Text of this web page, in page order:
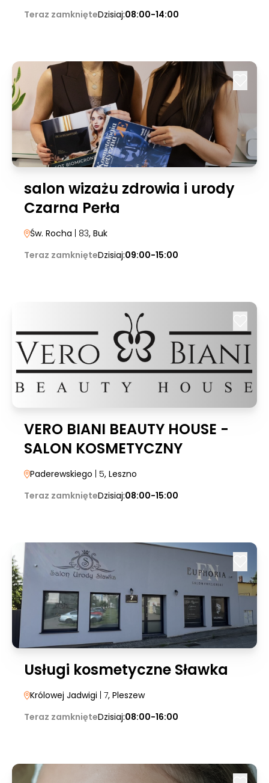
Teraz zamknięteDzisiaj:08:00-14:00
salon wizażu zdrowia i urody
Czarna Perła
Św. Rocha | 83, Buk
Teraz zamknięteDzisiaj:09:00-15:00
VERO BIANI BEAUTY HOUSE -
SALON KOSMETYCZNY
Paderewskiego | 5, Leszno
Teraz zamknięteDzisiaj:08:00-15:00
Usługi kosmetyczne Sławka
Królowej Jadwigi | 7, Pleszew
Teraz zamknięteDzisiaj:08:00-16:00